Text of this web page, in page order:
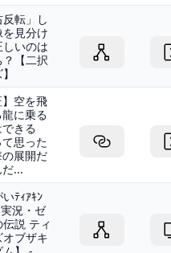
反転」し
を見分け
しいのは
？【二択
】空を飛
に乗る
きる
思った
の展開だ
...
ﾃｨｱｷﾝ
況・ゼ
伝説 ティ
オブザキ